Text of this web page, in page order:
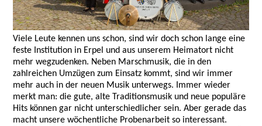
Viele Leute kennen uns schon, sind wir doch schon lange eine
feste Institution in Erpel und aus unserem Heimatort nicht
mehr wegzudenken. Neben Marschmusik, die in den
zahlreichen Umzügen zum Einsatz kommt, sind wir immer
mehr auch in der neuen Musik unterwegs. Immer wieder
merkt man: die gute, alte Traditionsmusik und neue populäre
Hits können gar nicht unterschiedlicher sein. Aber gerade das
macht unsere wöchentliche Probenarbeit so interessant.